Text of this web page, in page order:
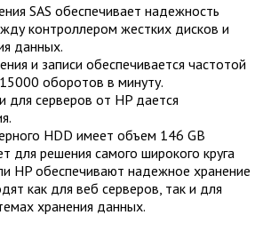
SAS обеспечивает надежность
контроллером жестких дисков и
данных.
и записи обеспечивается частотой
оборотов в минуту.
для серверов от HP дается
HDD имеет объем 146 GB
для решения самого широкого круга
HP обеспечивают надежное хранение
как для веб серверов, так и для
хранения данных.